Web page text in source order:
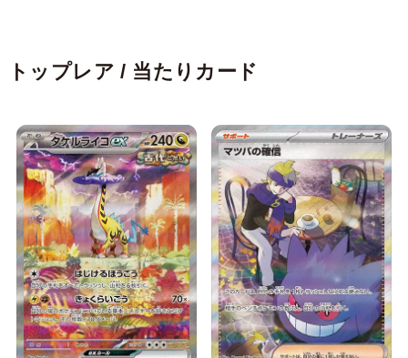
トップレア / 当たりカード